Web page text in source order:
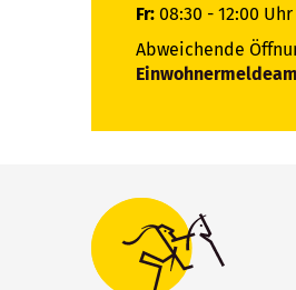
Fr: 08:30 - 12:00 Uhr
Abweichende